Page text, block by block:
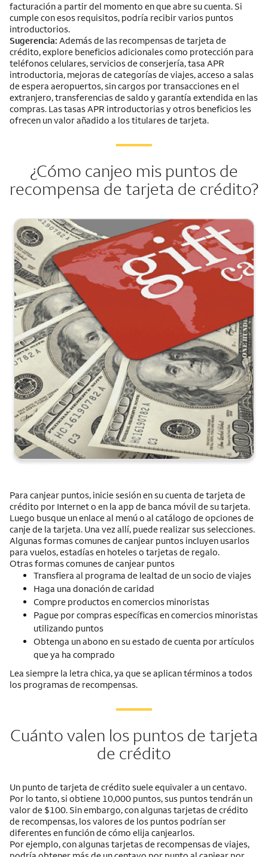
facturación a partir del momento en que abre su cuenta. Si
cumple con esos requisitos, podría recibir varios puntos
introductorios.
Sugerencia: Además de las recompensas de tarjeta de
crédito, explore beneficios adicionales como protección para
teléfonos celulares, servicios de conserjería, tasa APR
introductoria, mejoras de categorías de viajes, acceso a salas
de espera aeropuertos, sin cargos por transacciones en el
extranjero, transferencias de saldo y garantía extendida en las
compras. Las tasas APR introductorias y otros beneficios les
ofrecen un valor añadido a los titulares de tarjeta.
¿Cómo canjeo mis puntos de
recompensa de tarjeta de crédito?
Para canjear puntos, inicie sesión en su cuenta de tarjeta de
crédito por Interneto en la app de banca móvil de su tarjeta.
Luego busque un enlace al menú o al catálogo de opciones de
canje de la tarjeta. Una vez allí, puede realizar sus selecciones.
Algunas formas comunes de canjear puntos incluyen usarlos
para vuelos, estadías en hoteles o tarjetas de regalo.
Otras formas comunes de canjear puntos
Transfiera al programa de lealtad de un socio de viajes
Haga una donación de caridad
Compre productos en comercios minoristas
Pague por compras específicas en comercios minoristas
utilizando puntos
Obtenga un abono en su estado de cuenta por artículos
que ya ha comprado
Lea siempre la letra chica, ya que se aplican términos a todos
los programas de recompensas.
Cuánto valen los puntos de tarjeta
de crédito
Un punto de tarjeta de crédito suele equivaler a un centavo.
Por lo tanto, si obtiene 10,000 puntos, sus puntos tendrán un
valor de $100. Sin embargo, con algunas tarjetas de crédito
de recompensas, los valores de los puntos podrían ser
diferentes en función de cómo elija canjearlos.
Por ejemplo, con algunas tarjetas de recompensas de viajes,